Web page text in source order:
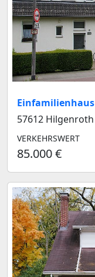
Einfamilienhaus
57612 Hilgenroth
VERKEHRSWERT
85.000 €